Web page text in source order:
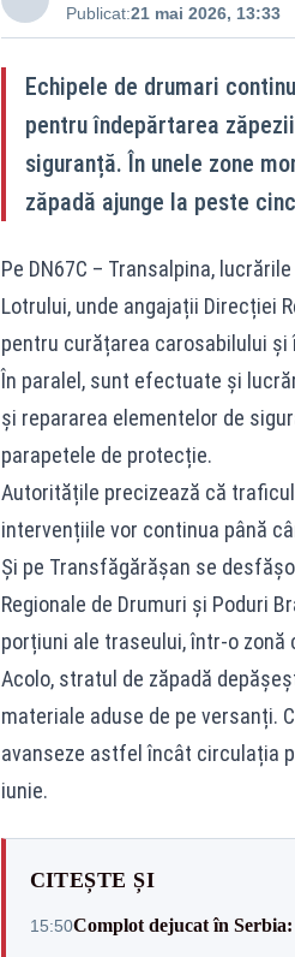
Publicat:21 mai 2026, 13:33
Echipele de drumari
pentru îndepărtarea
siguranță. În unele zone
zăpadă ajunge la peste
Pe DN67C – Transalpina,
Lotrului, unde angajații Direcției
pentru curățarea carosabilului și
În paralel, sunt efectuate și
și repararea elementelor de
parapetele de protecție.
Autoritățile precizează că
intervențiile vor continua până
Și pe Transfăgărășan se
Regionale de Drumuri și Poduri
porțiuni ale traseului, într-o
Acolo, stratul de zăpadă
materiale aduse de pe versanți.
avanseze astfel încât circulația
iunie.
CITEȘTE ȘI
15:50Complot dejucat în